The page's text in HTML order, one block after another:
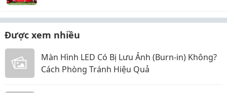
Được xem nhiều
Màn Hình LED Có Bị Lưu Ảnh (Burn-in) Không?
Cách Phòng Tránh Hiệu Quả